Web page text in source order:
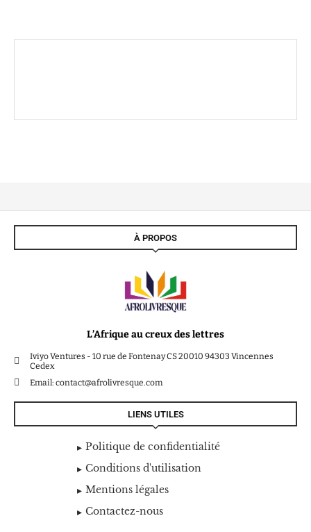
À PROPOS
L’Afrique au creux des lettres
Iviyo Ventures - 10 rue de Fontenay CS 20010 94303 Vincennes
Cedex
Email: contact@afrolivresque.com
LIENS UTILES
Politique de confidentialité
Conditions d'utilisation
Mentions légales
Contactez-nous